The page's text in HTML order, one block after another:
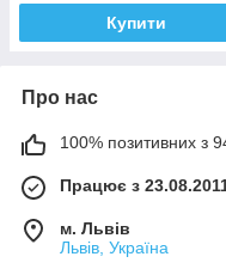
Купити
Про нас
100% позитивних з 94
Працює з
м. Львів
Львів, Україна